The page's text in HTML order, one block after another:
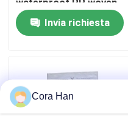
Richieda una citazione
Borse d'imballaggio
I pp cementano le
waterproof PP woven
bag for livestock feed
Invia richiesta
Cora Han